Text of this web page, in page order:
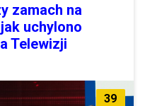
zamach na
uchylono
Telewizji
39